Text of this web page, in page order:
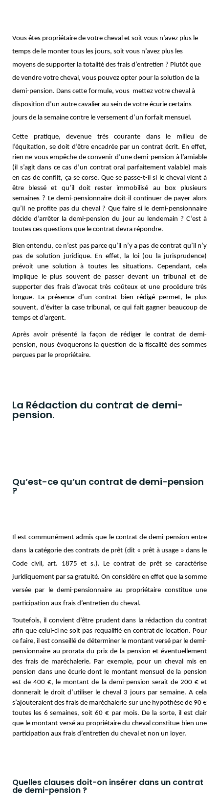
Vous êtes propriétaire de votre cheval et soit vous n’avez plus le
temps de le monter tous les jours, soit vous n’avez plus les
moyens de supporter la totalité des frais d’entretien ? Plutôt que
de vendre votre cheval, vous pouvez opter pour la solution de la
demi-pension. Dans cette formule, vous  mettez votre cheval à
disposition d’un autre cavalier au sein de votre écurie certains
jours de la semaine contre le versement d’un forfait mensuel.
Cette pratique, devenue très courante dans le milieu de
l’équitation, se doit d’être encadrée par un contrat écrit. En effet,
rien ne vous empêche de convenir d’une demi-pension à l’amiable
(il s’agit dans ce cas d’un contrat oral parfaitement valable) mais
en cas de conflit, ça se corse. Que se passe-t-il si le cheval vient à
être blessé et qu’il doit rester immobilisé au box plusieurs
semaines ? Le demi-pensionnaire doit-il continuer de payer alors
qu’il ne profite pas du cheval ? Que faire si le demi-pensionnaire
décide d’arrêter la demi-pension du jour au lendemain ? C’est à
toutes ces questions que le contrat devra répondre.
Bien entendu, ce n’est pas parce qu’il n’y a pas de contrat qu’il n’y
pas de solution juridique. En effet, la loi (ou la jurisprudence)
prévoit une solution à toutes les situations. Cependant, cela
implique le plus souvent de passer devant un tribunal et de
supporter des frais d’avocat très coûteux et une procédure très
longue. La présence d’un contrat bien rédigé permet, le plus
souvent, d’éviter la case tribunal, ce qui fait gagner beaucoup de
temps et d’argent.
Après avoir présenté la façon de rédiger le contrat de demi-
pension, nous évoquerons la question de la fiscalité des sommes
perçues par le propriétaire.
La Rédaction du contrat de demi-
pension.
Qu’est-ce qu’un contrat de demi-pension
?
Il est communément admis que le contrat de demi-pension entre
dans la catégorie des contrats de prêt (dit « prêt à usage » dans le
Code civil, art. 1875 et s.). Le contrat de prêt se caractérise
juridiquement par sa gratuité. On considère en effet que la somme
versée par le demi-pensionnaire au propriétaire constitue une
participation aux frais d’entretien du cheval.
Toutefois, il convient d’être prudent dans la rédaction du contrat
afin que celui-ci ne soit pas requalifié en contrat de location. Pour
ce faire, il est conseillé de déterminer le montant versé par le demi-
pensionnaire au prorata du prix de la pension et éventuellement
des frais de maréchalerie. Par exemple, pour un cheval mis en
pension dans une écurie dont le montant mensuel de la pension
est de 400 €, le montant de la demi-pension serait de 200 € et
donnerait le droit d’utiliser le cheval 3 jours par semaine. A cela
s’ajouteraient des frais de maréchalerie sur une hypothèse de 90 €
toutes les 6 semaines, soit 60 € par mois. De la sorte, il est clair
que le montant versé au propriétaire du cheval constitue bien une
participation aux frais d’entretien du cheval et non un loyer.
Quelles clauses doit-on insérer dans un contrat
de demi-pension ?